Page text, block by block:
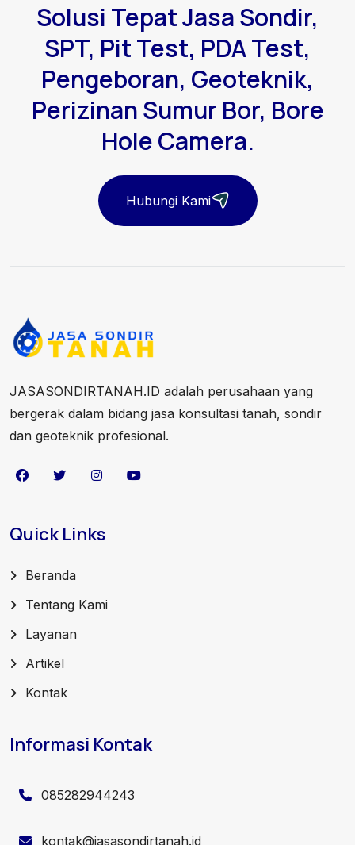
Solusi Tepat Jasa Sondir,
SPT, Pit Test, PDA Test,
Pengeboran, Geoteknik,
Perizinan Sumur Bor, Bore
Hole Camera.
Hubungi Kami
JASASONDIRTANAH.ID adalah perusahaan yang
bergerak dalam bidang jasa konsultasi tanah, sondir
dan geoteknik profesional.
Quick Links
Beranda
Tentang Kami
Layanan
Artikel
Kontak
Informasi Kontak
085282944243
kontak@jasasondirtanah.id